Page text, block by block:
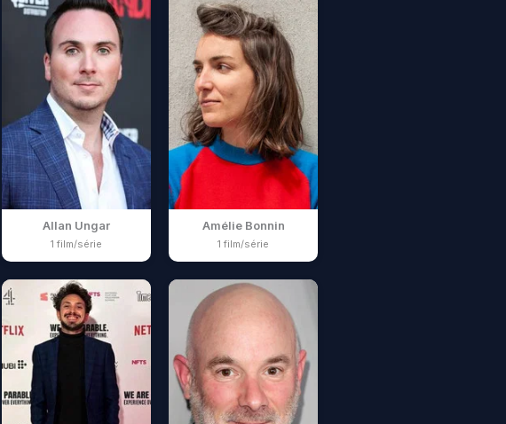
Allan Ungar
1 film/série
Amélie Bonnin
1 film/série